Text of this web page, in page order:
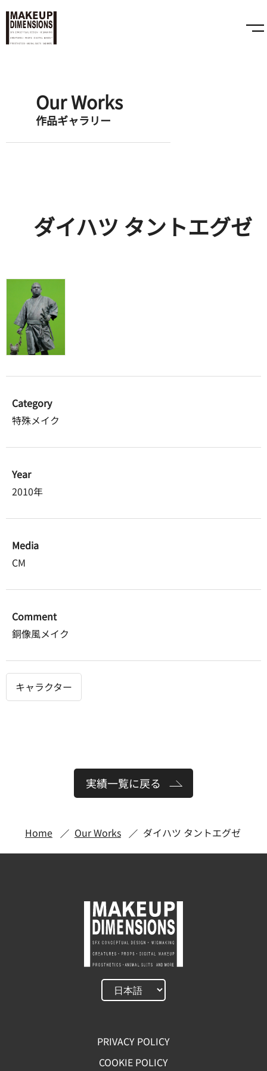
Our Works
作品ギャラリー
ダイハツ タントエグゼ
Category
特殊メイク
Year
2010年
Media
CM
Comment
銅像風メイク
キャラクター
実績一覧に戻る
Home Our Works ダイハツ タントエグゼ
PRIVACY POLICY
COOKIE POLICY